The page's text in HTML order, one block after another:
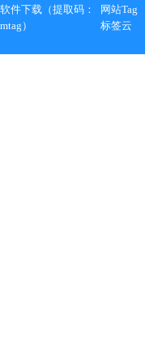
软件下载（提取码：
mtag）
网站Tag
标签云